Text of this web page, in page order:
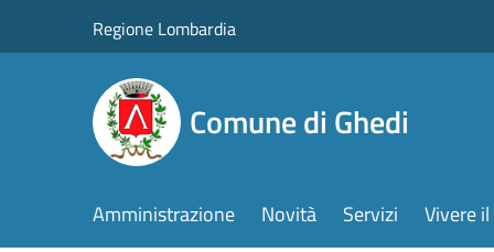
Regione Lombardia
Comune di Ghedi
Amministrazione Novità Servizi Vivere